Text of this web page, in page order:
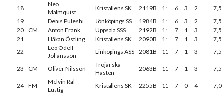
18
Neo
Malmquist
Kristallens SK 2119B 11 6 3 2
7,5
19
Denis Puleshi Jönköpings SS 1984B 11 6 3 2
7,5
20
CM Anton Frank Uppsala SSS 2192B 11 7 1 3
7,5
21
Håkan Östling Kristallens SK 2090B 11 7 1 3
7,5
22
Leo Odell
Johansson
Linköpings ASS 2081B 11 7 1 3 7,5
23 CM Oliver Nilsson
Trojanska
Hästen
2063B 11 7 1 3 7,5
24 FM
Melvin Ral
Lustig
Kristallens SK 2255B 11 7 0 4 7,0